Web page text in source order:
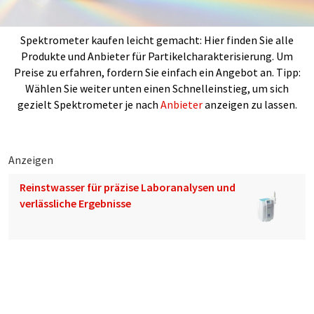
Spektrometer kaufen leicht gemacht: Hier finden Sie alle
Produkte und Anbieter für Partikelcharakterisierung. Um
Preise zu erfahren, fordern Sie einfach ein Angebot an. Tipp:
Wählen Sie weiter unten einen Schnelleinstieg, um sich
gezielt Spektrometer je nach Anbieteranzeigen zu lassen.
Anzeigen
Reinstwasser für präzise Laboranalysen und
verlässliche Ergebnisse